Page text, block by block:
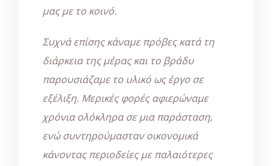
μας με το κοινό.
Συχνά επίσης κάναμε πρόβες κατά τη
διάρκεια της μέρας και το βράδυ
παρουσιάζαμε το υλικό ως έργο σε
εξέλιξη. Μερικές φορές αφιερώναμε
χρόνια ολόκληρα σε μια παράσταση,
ενώ συντηρούμασταν οικονομικά
κάνοντας περιοδείες με παλαιότερες